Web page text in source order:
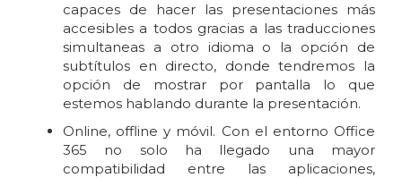
capaces de hacer las presentaciones más
accesibles a todos gracias a las traducciones
simultaneas a otro idioma o la opción de
subtítulos en directo, donde tendremos la
opción de mostrar por pantalla lo que
estemos hablando durante la presentación.
Online, offline y móvil. Con el entorno Office
365 no solo ha llegado una mayor
compatibilidad entre las aplicaciones,